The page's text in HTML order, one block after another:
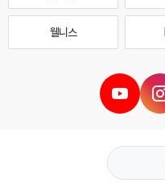
웰니스